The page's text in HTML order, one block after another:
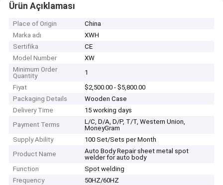
Ürün Açıklaması
Place of Origin
China
Marka adı
XWH
Sertifika
CE
Model Number
XW
Minimum Order
Quantity
1
Fiyat
$2,500.00 - $5,800.00
Packaging Details
Wooden Case
Delivery Time
15 working days
Payment Terms
L/C, D/A, D/P, T/T, Western Union,
MoneyGram
Supply Ability
100 Set/Sets per Month
Product Name
Auto Body Repair sheet metal spot
welder for auto body
Function
Spot welding
Frequency
50HZ/60HZ